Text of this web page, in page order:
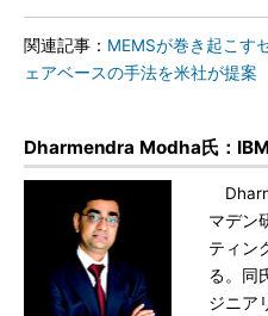
関連記事： MEMSが巻き起こす
ェアベースの手法を米社が提案
Dharmendra Modha氏：IBM
マデン
ティン
る。同
ジニア